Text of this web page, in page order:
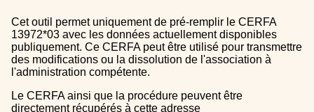
Cet outil permet uniquement de pré-remplir le CERFA
13972*03 avec les données actuellement disponibles
publiquement. Ce CERFA peut être utilisé pour transmettre
des modifications ou la dissolution de l'association à
l'administration compétente.
Le CERFA ainsi que la procédure peuvent être
directement récupérés à cette adresse